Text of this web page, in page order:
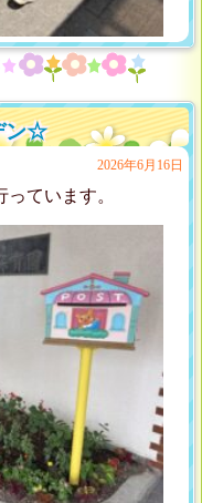
ン☆
2026年6月16日
ています。